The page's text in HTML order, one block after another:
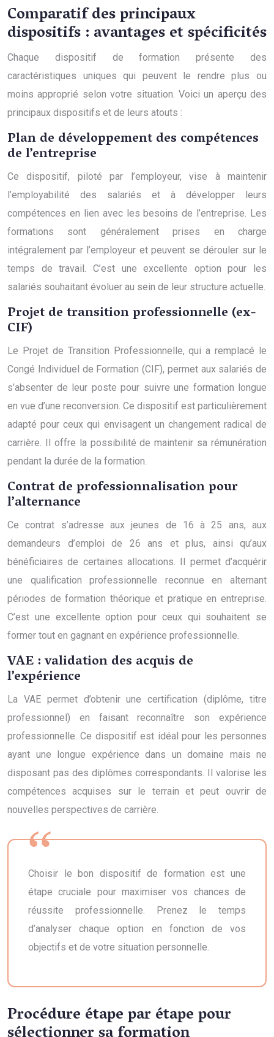
Comparatif des principaux
dispositifs : avantages et spécificités
Chaque dispositif de formation présente des
caractéristiques uniques qui peuvent le rendre plus ou
moins approprié selon votre situation. Voici un aperçu des
principaux dispositifs et de leurs atouts :
Plan de développement des compétences
de l’entreprise
Ce dispositif, piloté par l’employeur, vise à maintenir
l’employabilité des salariés et à développer leurs
compétences en lien avec les besoins de l’entreprise. Les
formations sont généralement prises en charge
intégralement par l’employeur et peuvent se dérouler sur le
temps de travail. C’est une excellente option pour les
salariés souhaitant évoluer au sein de leur structure actuelle.
Projet de transition professionnelle (ex-
CIF)
Le Projet de Transition Professionnelle, qui a remplacé le
Congé Individuel de Formation (CIF), permet aux salariés de
s’absenter de leur poste pour suivre une formation longue
en vue d’une reconversion. Ce dispositif est particulièrement
adapté pour ceux qui envisagent un changement radical de
carrière. Il offre la possibilité de maintenir sa rémunération
pendant la durée de la formation.
Contrat de professionnalisation pour
l’alternance
Ce contrat s’adresse aux jeunes de 16 à 25 ans, aux
demandeurs d’emploi de 26 ans et plus, ainsi qu’aux
bénéficiaires de certaines allocations. Il permet d’acquérir
une qualification professionnelle reconnue en alternant
périodes de formation théorique et pratique en entreprise.
C’est une excellente option pour ceux qui souhaitent se
former tout en gagnant en expérience professionnelle.
VAE : validation des acquis de
l’expérience
La VAE permet d’obtenir une certification (diplôme, titre
professionnel) en faisant reconnaître son expérience
professionnelle. Ce dispositif est idéal pour les personnes
ayant une longue expérience dans un domaine mais ne
disposant pas des diplômes correspondants. Il valorise les
compétences acquises sur le terrain et peut ouvrir de
nouvelles perspectives de carrière.
Choisir le bon dispositif de formation est une
étape cruciale pour maximiser vos chances de
réussite professionnelle. Prenez le temps
d’analyser chaque option en fonction de vos
objectifs et de votre situation personnelle.
Procédure étape par étape pour